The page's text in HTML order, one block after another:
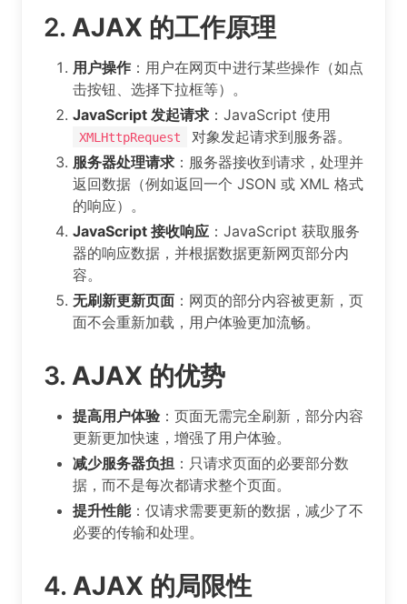
2. AJAX 的工作原理
用户操作 ：用户在网页中进行某些操作（如点
击按钮、选择下拉框等）。
JavaScript 发起请求 ：JavaScript 使用
XMLHttpRequest
对象发起请求到服务器。
服务器处理请求 ：服务器接收到请求，处理并
返回数据（例如返回一个 JSON 或 XML 格式
的响应）。
JavaScript 接收响应 ：JavaScript 获取服务
器的响应数据，并根据数据更新网页部分内
容。
无刷新更新页面 ：网页的部分内容被更新，页
面不会重新加载，用户体验更加流畅。
3. AJAX 的优势
提高用户体验 ：页面无需完全刷新，部分内容
更新更加快速，增强了用户体验。
减少服务器负担 ：只请求页面的必要部分数
据，而不是每次都请求整个页面。
提升性能：仅请求需要更新的数据，减少了不
必要的传输和处理。
4. AJAX 的局限性